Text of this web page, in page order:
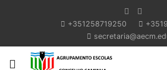
+351258719250